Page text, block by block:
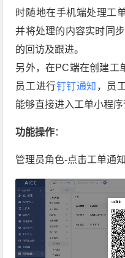
时随地在手机端处理工
并将处理的内容实时同
的回访及跟进。
另外，在PC端在创建工
员工进行钉钉通知 ，员
能够直接进入工单小程序
功能操作：
管理员角色-点击工单通